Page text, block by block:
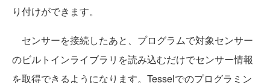
り付けができます。
センサーを接続したあと、プログラムで対象センサー
のビルトインライブラリを読み込むだけでセンサー情報
を取得できるようになります。Tesselでのプログラミン